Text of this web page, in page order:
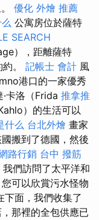
優化 外燴 推薦
公寓房位於薩特
SEARCH
），距離薩特
。 記帳士 會計 風
港口的一家優秀
卡洛（Frida 推拿推
）的生活可以
什么 台北外燴 畫家
搬到了德國，然後
路行銷 台中 撥筋
我們訪問了太平洋和
可以欣賞污水怪物
下面，我們收集了
那裡的全包供應已